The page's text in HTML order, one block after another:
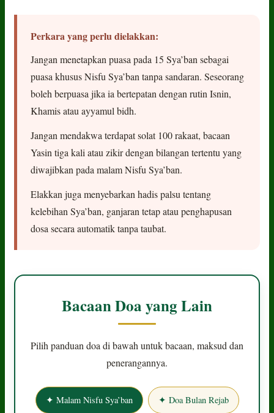
Perkara yang perlu dielakkan:
Jangan menetapkan puasa pada 15 Sya’ban sebagai
puasa khusus Nisfu Sya’ban tanpa sandaran. Seseorang
boleh berpuasa jika ia bertepatan dengan rutin Isnin,
Khamis atau ayyamul bidh.
Jangan mendakwa terdapat solat 100 rakaat, bacaan
Yasin tiga kali atau zikir dengan bilangan tertentu yang
diwajibkan pada malam Nisfu Sya’ban.
Elakkan juga menyebarkan hadis palsu tentang
kelebihan Sya’ban, ganjaran tetap atau penghapusan
dosa secara automatik tanpa taubat.
Bacaan Doa yang Lain
Pilih panduan doa di bawah untuk bacaan, maksud dan
penerangannya.
✦ Malam Nisfu Sya’ban ✦ Doa Bulan Rejab